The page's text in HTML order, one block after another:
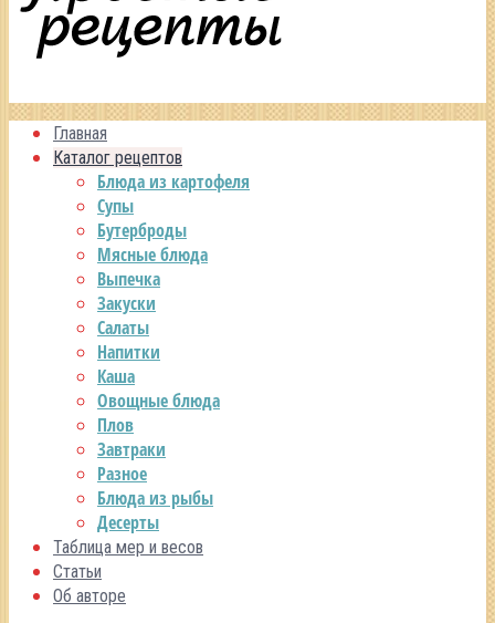
Главная
Каталог рецептов
Блюда из картофеля
Супы
Бутерброды
Мясные блюда
Выпечка
Закуски
Салаты
Напитки
Каша
Овощные блюда
Плов
Завтраки
Разное
Блюда из рыбы
Десерты
Таблица мер и весов
Статьи
Об авторе